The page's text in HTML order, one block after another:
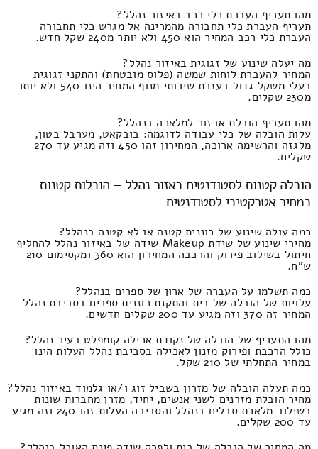
מהו תעריף העברת כלי רכב באיזור נהלל?
תעריף העברת כלי תחבורה מהמרינה אל מגרש כלי תחבורה
העברת כלי רכב המחיר הוא 450 ולא יותר מ240 שקל חדש.
מה יעלה שינוע של זגוגית באיזור נהלל?
המחיר להעברת לוחות שמשה (פלוס מובטחת) והתקני זגוגית
בעלי משקל גדול בעזרת שירותי מנוף המחיר הינו 540 ולא יותר
מ230 שקלים.
מהו תעריף הובלת אבזור למלאכה בנהלל?
עלות הובלה של כלי עבודה לדוגמה: בובקאט, מערבל בטון,
מלגזה והרשימה ארוכה, המחירון זהו 450 וזה מגיע עד 270
שקלים.
הובלה קטנות לסטודנטים באזור נהלל – הובלות קטנות
במחיר אטרקטיבי לסטודנטים
כמה עולה שינוע של כוננית קטנה או לא קטנה בנהלל?
מחירי שינוע של שידת Makeup שידה של באיזור נהלל להחליף
חיתול בשילוב פירוק והרכבה המחירון הוא 360 ומקסימום 210
ש"ח.
כמה תשלמו על העברה של ארון של ספרים בנהלל?
עלויות של הובלה של בית והתקנת כוננית ספרים בסביבת נהלל
המחיר זה 370 וזה מגיע עד 200 שקלים חדשים.
מהו התעריף של הובלה של נקודת אכילה קומפלט בעיר נהלל?
כולל הרכבת ופירוק מזנון לאכילה בסביבת נהלל העלות הינו
במחיר התחלתי של 210 שקל.
כמה תעלה הובלה של מזרון בשביל זוג ו/או גלמוד באיזור נהלל?
מחיר הובלת מזרנים לשני אנשים, יחיד, מזרן מחברות שונות
בשילוב מלאכת סבלים בנהלל והסביבה העלות זהו 240 וזה מגיע
עד 200 שקלים.